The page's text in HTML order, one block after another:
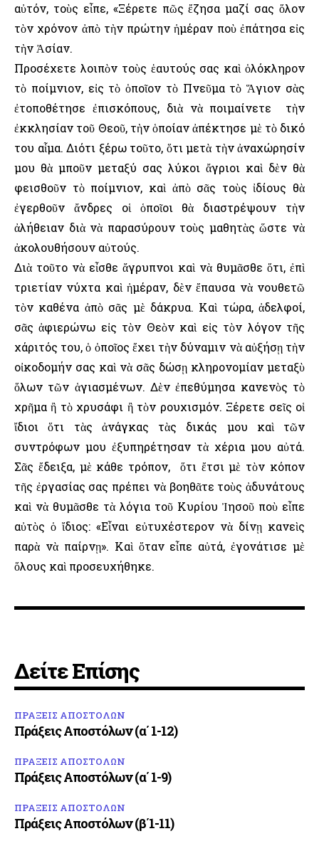
αὐτόν, τοὺς εἶπε, «Ξέρετε πῶς ἔζησα μαζί σας ὅλον
τὸν χρόνον ἀπὸ τὴν πρώτην ἡμέραν ποὺ ἐπάτησα εἰς
τὴν Ἀσίαν.
Προσέχετε λοιπὸν τοὺς ἑαυτούς σας καὶ ὁλόκληρον
τὸ ποίμνιον, εἰς τὸ ὁποῖον τὸ Πνεῦμα τὸ Ἅγιον σὰς
ἐτοποθέτησε ἐπισκόπους, διὰ νὰ ποιμαίνετε τὴν
ἐκκλησίαν τοῦ Θεοῦ, τὴν ὁποίαν ἀπέκτησε μὲ τὸ δικό
του αἷμα. Διότι ξέρω τοῦτο, ὅτι μετὰ τὴν ἀναχώρησίν
μου θὰ μποῦν μεταξύ σας λύκοι ἄγριοι καὶ δὲν θὰ
φεισθοῦν τὸ ποίμνιον, καὶ ἀπὸ σᾶς τοὺς ἰδίους θὰ
ἐγερθοῦν ἄνδρες οἱ ὁποῖοι θὰ διαστρέψουν τὴν
ἀλήθειαν διὰ νὰ παρασύρουν τοὺς μαθητὰς ὥστε νὰ
ἀκολουθήσουν αὐτούς.
Διὰ τοῦτο νὰ εἶσθε ἄγρυπνοι καὶ νὰ θυμᾶσθε ὅτι, ἐπὶ
τριετίαν νύχτα καὶ ἡμέραν, δὲν ἔπαυσα νὰ νουθετῶ
τὸν καθένα ἀπὸ σᾶς μὲ δάκρυα. Καὶ τώρα, ἀδελφοί,
σᾶς ἀφιερώνω εἰς τὸν Θεὸν καὶ εἰς τὸν λόγον τῆς
χάριτός του, ὁ ὁποῖος ἔχει τὴν δύναμιν νὰ αὐξήσῃ τὴν
οἰκοδομήν σας καὶ νὰ σᾶς δώσῃ κληρονομίαν μεταξὺ
ὅλων τῶν ἁγιασμένων. Δὲν ἐπεθύμησα κανενὸς τὸ
χρῆμα ἢ τὸ χρυσάφι ἢ τὸν ρουχισμόν. Ξέρετε σεῖς οἱ
ἴδιοι ὅτι τὰς ἀνάγκας τὰς δικάς μου καὶ τῶν
συντρόφων μου ἐξυπηρέτησαν τὰ χέρια μου αὐτά.
Σᾶς ἔδειξα, μὲ κάθε τρόπον, ὅτι ἔτσι μὲ τὸν κόπον
τῆς ἐργασίας σας πρέπει νὰ βοηθᾶτε τοὺς ἀδυνάτους
καὶ νὰ θυμᾶσθε τὰ λόγια τοῦ Κυρίου Ἰησοῦ ποὺ εἶπε
αὐτὸς ὁ ἴδιος: «Εἶναι εὐτυχέστερον νὰ δίνῃ κανεὶς
παρὰ νὰ παίρνῃ». Καὶ ὅταν εἶπε αὐτά, ἐγονάτισε μὲ
ὅλους καὶ προσευχήθηκε.
Δείτε Επίσης
ΠΡΑΞΕΙΣ ΑΠΟΣΤΟΛΩΝ
Πράξεις Αποστόλων (α΄ 1-12)
ΠΡΑΞΕΙΣ ΑΠΟΣΤΟΛΩΝ
Πράξεις Αποστόλων (α΄ 1-9)
ΠΡΑΞΕΙΣ ΑΠΟΣΤΟΛΩΝ
Πράξεις Αποστόλων (β΄1-11)